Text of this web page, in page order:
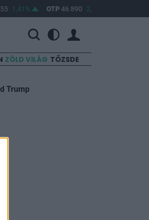
1,41% OTP46 890 2,16%
ZÖLD VILÁG TŐZSDE
Trump